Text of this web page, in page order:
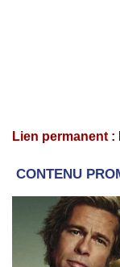
Lien permanent :